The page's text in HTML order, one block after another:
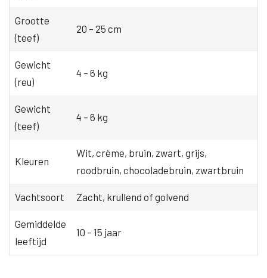
Grootte
(teef)
20 – 25 cm
Gewicht
(reu)
4 – 6 kg
Gewicht
(teef)
4 – 6 kg
Kleuren
Wit, crème, bruin, zwart, grijs,
roodbruin, chocoladebruin, zwartbruin
Vachtsoort Zacht, krullend of golvend
Gemiddelde
leeftijd
10 – 15 jaar